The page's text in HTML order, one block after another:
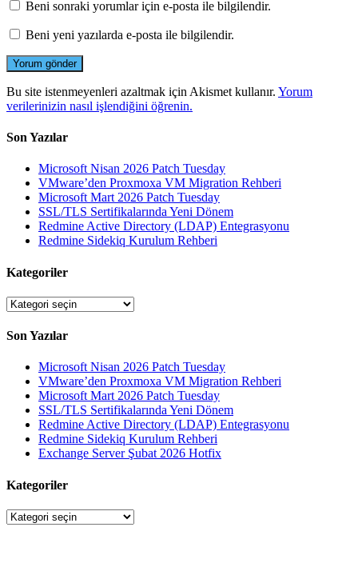
Beni sonraki yorumlar için e-posta ile bilgilendir.
Beni yeni yazılarda e-posta ile bilgilendir.
Bu site istenmeyenleri azaltmak için Akismet kullanır. Yorum
verilerinizin nasıl işlendiğini öğrenin.
Son Yazılar
Microsoft Nisan 2026 Patch Tuesday
VMware’den Proxmoxa VM Migration Rehberi
Microsoft Mart 2026 Patch Tuesday
SSL/TLS Sertifikalarında Yeni Dönem
Redmine Active Directory (LDAP) Entegrasyonu
Redmine Sidekiq Kurulum Rehberi
Kategoriler
Kategoriler
Son Yazılar
Microsoft Nisan 2026 Patch Tuesday
VMware’den Proxmoxa VM Migration Rehberi
Microsoft Mart 2026 Patch Tuesday
SSL/TLS Sertifikalarında Yeni Dönem
Redmine Active Directory (LDAP) Entegrasyonu
Redmine Sidekiq Kurulum Rehberi
Exchange Server Şubat 2026 Hotfix
Kategoriler
Kategoriler